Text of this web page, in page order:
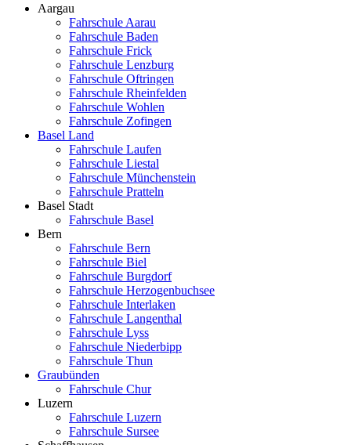
Aargau
Fahrschule Aarau
Fahrschule Baden
Fahrschule Frick
Fahrschule Lenzburg
Fahrschule Oftringen
Fahrschule Rheinfelden
Fahrschule Wohlen
Fahrschule Zofingen
Basel Land
Fahrschule Laufen
Fahrschule Liestal
Fahrschule Münchenstein
Fahrschule Pratteln
Basel Stadt
Fahrschule Basel
Bern
Fahrschule Bern
Fahrschule Biel
Fahrschule Burgdorf
Fahrschule Herzogenbuchsee
Fahrschule Interlaken
Fahrschule Langenthal
Fahrschule Lyss
Fahrschule Niederbipp
Fahrschule Thun
Graubünden
Fahrschule Chur
Luzern
Fahrschule Luzern
Fahrschule Sursee